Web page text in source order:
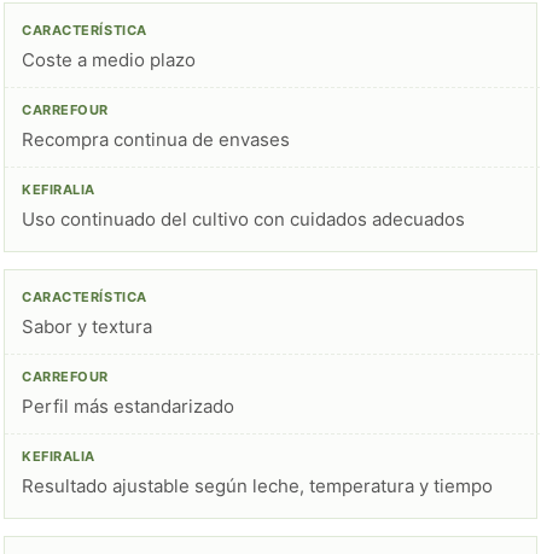
Coste a medio plazo
Recompra continua de envases
Uso continuado del cultivo con cuidados adecuados
Sabor y textura
Perfil más estandarizado
Resultado ajustable según leche, temperatura y tiempo